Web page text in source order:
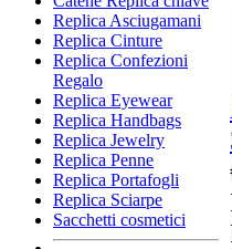
Replica Asciugamani
Replica Cinture
Replica Confezioni
Regalo
Replica Eyewear
Replica Handbags
Replica Jewelry
Replica Penne
Replica Portafogli
Replica Sciarpe
Sacchetti cosmetici